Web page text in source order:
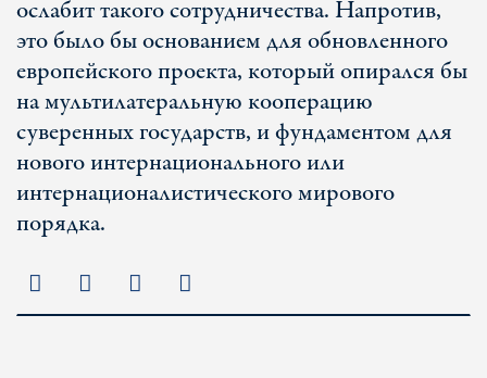
ослабит такого сотрудничества. Напротив,
это было бы основанием для обновленного
европейского проекта, который опирался бы
на мультилатеральную кооперацию
суверенных государств, и фундаментом для
нового интернационального или
интернационалистического мирового
порядка.